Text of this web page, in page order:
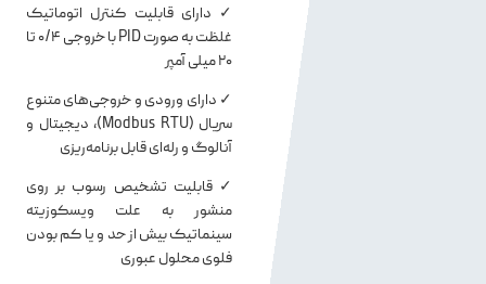
✓ دارای قابلیت کنترل اتوماتیک
غلظت به صورت PID با خروجی 0/4 تا
20 میلی آمپر
✓ دارای ورودی و خروجی‌های متنوع
سریال (Modbus RTU)، دیجیتال و
آنالوگ و رله‌ای قابل برنامه‌ریزی
✓ قابلیت تشخیص رسوب بر روی
منشور به علت ویسکوزیته
سینماتیک بیش از حد و یا کم بودن
فلوی محلول عبوری